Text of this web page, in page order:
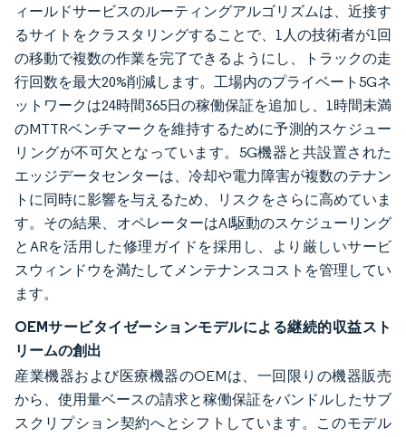
ィールドサービスのルーティングアルゴリズムは、近接す
るサイトをクラスタリングすることで、1人の技術者が1回
の移動で複数の作業を完了できるようにし、トラックの走
行回数を最大20%削減します。工場内のプライベート5Gネ
ットワークは24時間365日の稼働保証を追加し、1時間未満
のMTTRベンチマークを維持するために予測的スケジュー
リングが不可欠となっています。5G機器と共設置された
エッジデータセンターは、冷却や電力障害が複数のテナン
トに同時に影響を与えるため、リスクをさらに高めていま
す。その結果、オペレーターはAI駆動のスケジューリング
とARを活用した修理ガイドを採用し、より厳しいサービ
スウィンドウを満たしてメンテナンスコストを管理してい
ます。
OEMサービタイゼーションモデルによる継続的収益スト
リームの創出
産業機器および医療機器のOEMは、一回限りの機器販売
から、使用量ベースの請求と稼働保証をバンドルしたサブ
スクリプション契約へとシフトしています。このモデル